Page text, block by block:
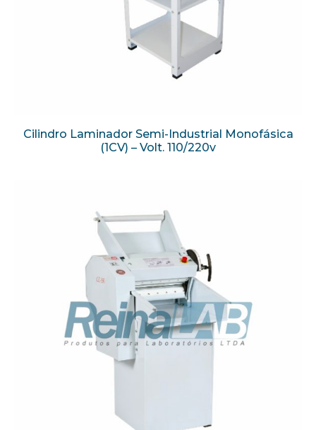
Cilindro Laminador Semi-Industrial Monofásica
(1CV) – Volt. 110/220v